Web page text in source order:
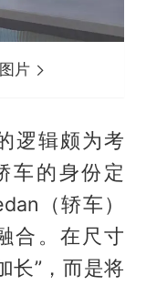
片
逻辑颇为考
车的身份定
（轿车）
合。在尺寸
长”，而是将